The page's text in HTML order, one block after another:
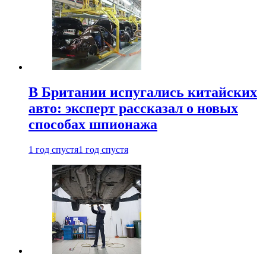
В Британии испугались китайских
авто: эксперт рассказал о новых
способах шпионажа
1 год спустя1 год спустя